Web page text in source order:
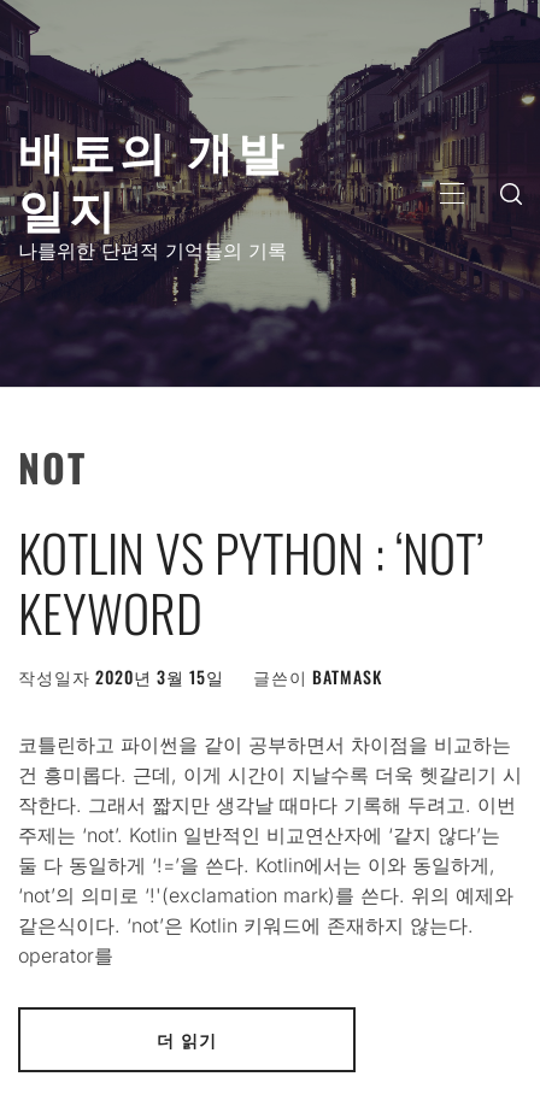
콘
츠
로
건
뛰
기
배토의 개발
일지
나를위한 단편적 기억들의 기록
주
메
뉴
NOT
KOTLIN VS PYTHON : ‘NOT’
KEYWORD
작성일자 2020년 3월 15일 글쓴이 BATMASK
코틀린하고 파이썬을 같이 공부하면서 차이점을 비교하는
건 흥미롭다. 근데, 이게 시간이 지날수록 더욱 헷갈리기 시
작한다. 그래서 짧지만 생각날 때마다 기록해 두려고. 이번
주제는 ‘not’. Kotlin 일반적인 비교연산자에 ‘같지 않다’는
둘 다 동일하게 ‘!=’을 쓴다. Kotlin에서는 이와 동일하게,
‘not’의 의미로 ‘!'(exclamation mark)를 쓴다. 위의 예제와
같은식이다. ‘not’은 Kotlin 키워드에 존재하지 않는다.
operator를
더 읽기